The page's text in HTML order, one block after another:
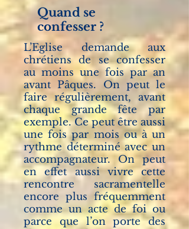
Quand se
confesser ?
L’Eglise demande aux
chrétiens de se confesser
au moins une fois par an
avant Pâques. On peut le
faire régulièrement, avant
chaque grande fête par
exemple. Ce peut être aussi
une fois par mois ou à un
rythme déterminé avec un
accompagnateur. On peut
en effet aussi vivre cette
rencontre sacramentelle
encore plus fréquemment
comme un acte de foi ou
parce que l’on porte des